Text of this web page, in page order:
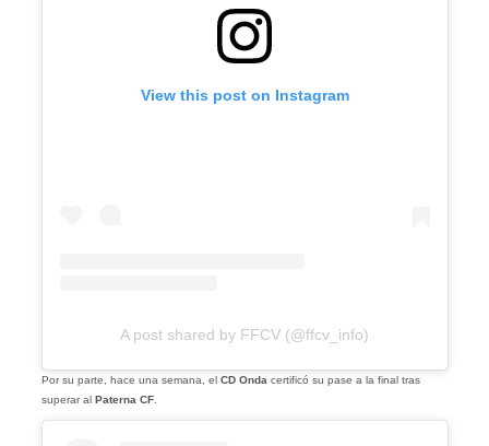
View this post on Instagram
A post shared by FFCV (@ffcv_info)
Por su parte, hace una semana, el CD Onda certificó su pase a la final tras
superar al Paterna CF.